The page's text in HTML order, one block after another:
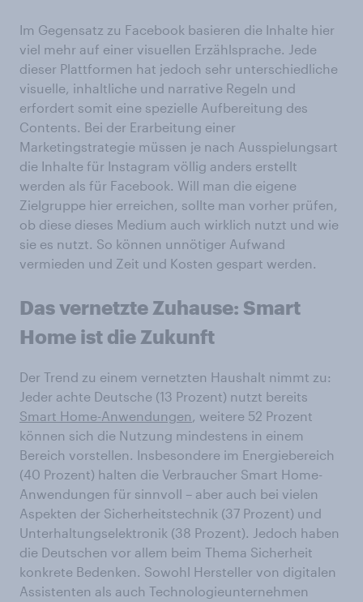
Im Gegensatz zu Facebook basieren die Inhalte hier
viel mehr auf einer visuellen Erzählsprache. Jede
dieser Plattformen hat jedoch sehr unterschiedliche
visuelle, inhaltliche und narrative Regeln und
erfordert somit eine spezielle Aufbereitung des
Contents. Bei der Erarbeitung einer
Marketingstrategie müssen je nach Ausspielungsart
die Inhalte für Instagram völlig anders erstellt
werden als für Facebook. Will man die eigene
Zielgruppe hier erreichen, sollte man vorher prüfen,
ob diese dieses Medium auch wirklich nutzt und wie
sie es nutzt. So können unnötiger Aufwand
vermieden und Zeit und Kosten gespart werden.
Das vernetzte Zuhause: Smart
Home ist die Zukunft
Der Trend zu einem vernetzten Haushalt nimmt zu:
Jeder achte Deutsche (13 Prozent) nutzt bereits
Smart Home-Anwendungen , weitere 52 Prozent
können sich die Nutzung mindestens in einem
Bereich vorstellen. Insbesondere im Energiebereich
(40 Prozent) halten die Verbraucher Smart Home-
Anwendungen für sinnvoll – aber auch bei vielen
Aspekten der Sicherheitstechnik (37 Prozent) und
Unterhaltungselektronik (38 Prozent). Jedoch haben
die Deutschen vor allem beim Thema Sicherheit
konkrete Bedenken. Sowohl Hersteller von digitalen
Assistenten als auch Technologieunternehmen